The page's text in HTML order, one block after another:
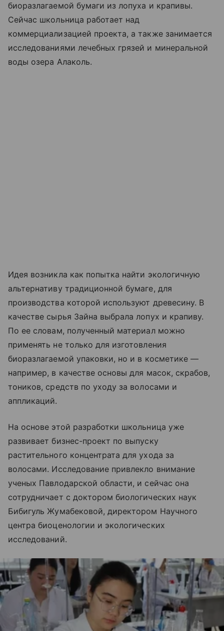
биоразлагаемой бумаги из лопуха и крапивы.
Сейчас школьница работает над
коммерциализацией проекта, а также занимается
исследованиями лечебных грязей и минеральной
воды озера Алаколь.
Идея возникла как попытка найти экологичную
альтернативу традиционной бумаге, для
производства которой используют древесину. В
качестве сырья Зайна выбрала лопух и крапиву.
По ее словам, полученный материал можно
применять не только для изготовления
биоразлагаемой упаковки, но и в косметике —
например, в качестве основы для масок, скрабов,
тоников, средств по уходу за волосами и
аппликаций.
На основе этой разработки школьница уже
развивает бизнес-проект по выпуску
растительного концентрата для ухода за
волосами. Исследование привлекло внимание
ученых Павлодарской области, и сейчас она
сотрудничает с доктором биологических наук
Бибигуль Жумабековой, директором Научного
центра биоценологии и экологических
исследований.